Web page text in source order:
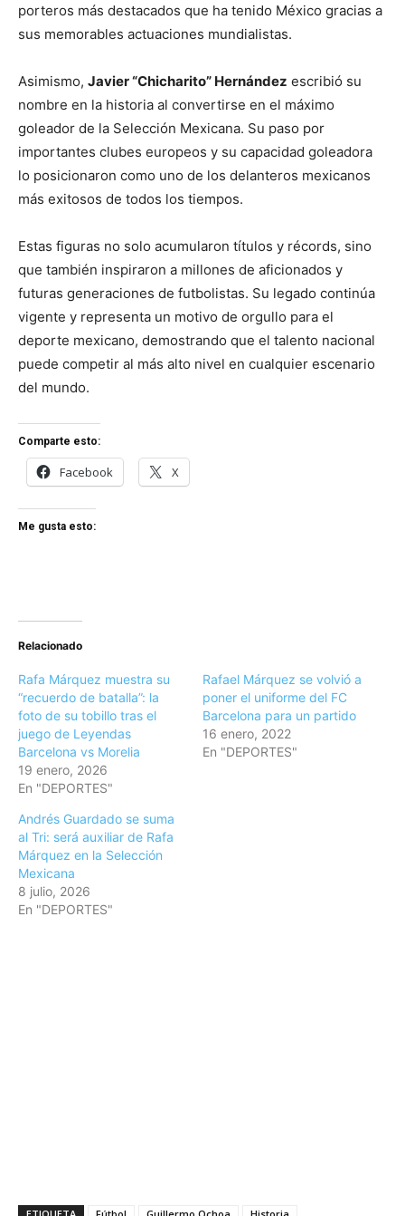
porteros más destacados que ha tenido México gracias a
sus memorables actuaciones mundialistas.
Asimismo, Javier “Chicharito” Hernández escribió su
nombre en la historia al convertirse en el máximo
goleador de la Selección Mexicana. Su paso por
importantes clubes europeos y su capacidad goleadora
lo posicionaron como uno de los delanteros mexicanos
más exitosos de todos los tiempos.
Estas figuras no solo acumularon títulos y récords, sino
que también inspiraron a millones de aficionados y
futuras generaciones de futbolistas. Su legado continúa
vigente y representa un motivo de orgullo para el
deporte mexicano, demostrando que el talento nacional
puede competir al más alto nivel en cualquier escenario
del mundo.
Comparte esto:
Facebook X
Me gusta esto:
Relacionado
Rafa Márquez muestra su
“recuerdo de batalla”: la
foto de su tobillo tras el
juego de Leyendas
Barcelona vs Morelia
19 enero, 2026
En "DEPORTES"
Rafael Márquez se volvió a
poner el uniforme del FC
Barcelona para un partido
16 enero, 2022
En "DEPORTES"
Andrés Guardado se suma
al Tri: será auxiliar de Rafa
Márquez en la Selección
Mexicana
8 julio, 2026
En "DEPORTES"